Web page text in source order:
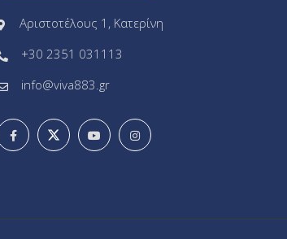
Αριστοτέλους 1, Κατερίνη
+30 2351 031113
info@viva883.gr